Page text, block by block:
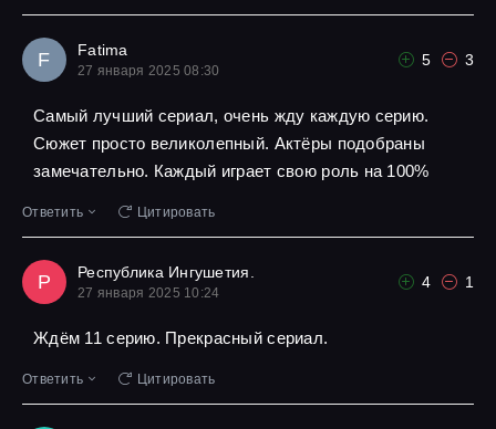
F Fatima
27 января 2025 08:30
5 3
Самый лучший сериал, очень жду каждую серию.
Сюжет просто великолепный. Актёры подобраны
замечательно. Каждый играет свою роль на 100%
Ответить Цитировать
Р Республика Ингушетия.
27 января 2025 10:24
4 1
Ждём 11 серию. Прекрасный сериал.
Ответить Цитировать